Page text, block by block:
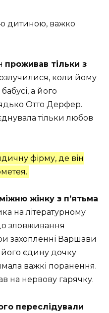
дитиною, важко
проживав тільки з
коли йому
а його
Отто Дерфер.
тільки любов
фірму, де він
жінку з п’ятьма
на літературному
зловживання
захопленні Варшави
єдину дочку
важкі поранення.
на нервову гарячку.
переслідували